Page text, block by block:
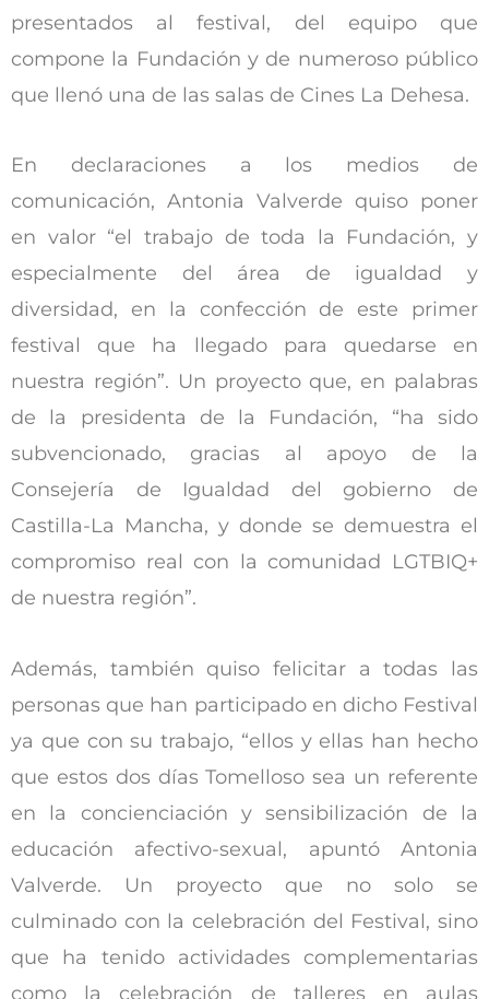
presentados al festival, del equipo que
compone la Fundación y de numeroso público
que llenó una de las salas de Cines La Dehesa.
En declaraciones a los medios de
comunicación, Antonia Valverde quiso poner
en valor “el trabajo de toda la Fundación, y
especialmente del área de igualdad y
diversidad, en la confección de este primer
festival que ha llegado para quedarse en
nuestra región”. Un proyecto que, en palabras
de la presidenta de la Fundación, “ha sido
subvencionado, gracias al apoyo de la
Consejería de Igualdad del gobierno de
Castilla-La Mancha, y donde se demuestra el
compromiso real con la comunidad LGTBIQ+
de nuestra región”.
Además, también quiso felicitar a todas las
personas que han participado en dicho Festival
ya que con su trabajo, “ellos y ellas han hecho
que estos dos días Tomelloso sea un referente
en la concienciación y sensibilización de la
educación afectivo-sexual, apuntó Antonia
Valverde. Un proyecto que no solo se
culminado con la celebración del Festival, sino
que ha tenido actividades complementarias
como la celebración de talleres en aulas